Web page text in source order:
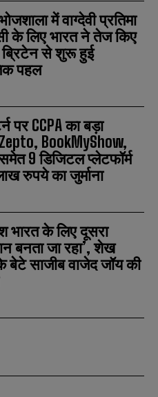
में वाग्देवी प्रतिमा
के लिए भारत ने तेज किए
ब्रिटेन से शुरू हुई
पहल
पर CCPA का बड़ा
BookMyShow,
9 डिजिटल प्लेटफॉर्म
रुपये का जुर्माना
भारत के लिए दूसरा
बनता जा रहा’, शेख
बेटे साजीब वाजेद जॉय की